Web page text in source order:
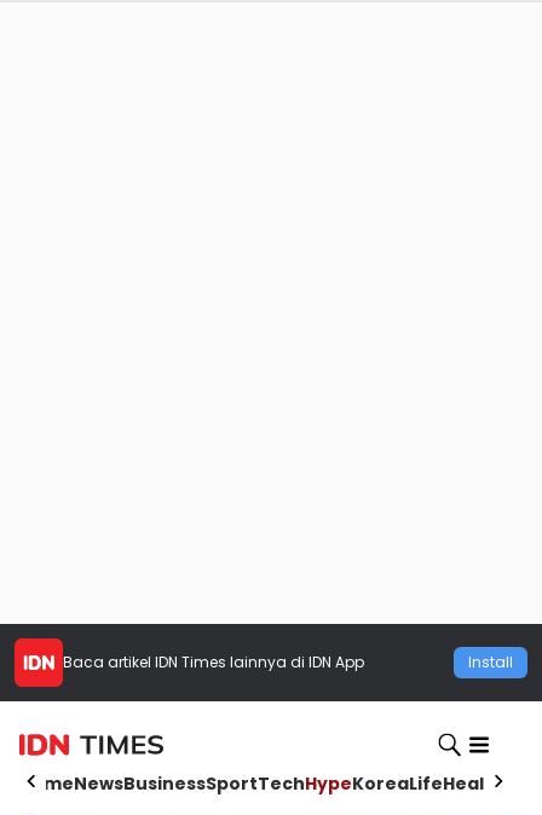
Baca artikel IDN Times lainnya di IDN App Install
HomeNewsBusinessSportTechHypeKoreaLifeHealth